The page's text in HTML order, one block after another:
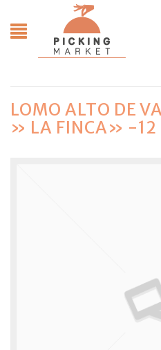
LOMO ALTO DE
» LA FINCA» -12